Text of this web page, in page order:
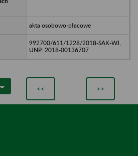
akta osobowo-płacowe
992700/611/1228/2018-SAK-WJ,
UNP: 2018-00136707
<< >>